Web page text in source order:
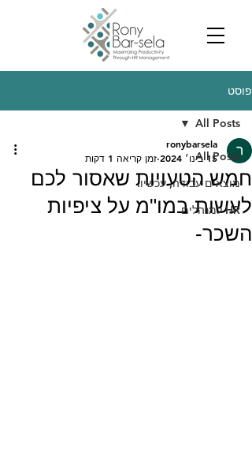
פוסט
All Posts
מוצאים עבודה, עכשיו.
HR למנהלים
All Posts
חמש הטעויות שאסור לכם
לעשות במו"מ על ציפיות
השכר-
ronybarsela
15 בינו׳ 2024
זמן קריאה 1 דקות